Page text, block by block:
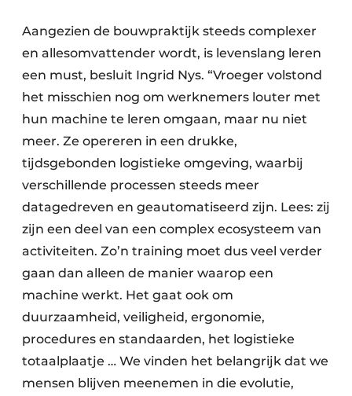
Aangezien de bouwpraktijk steeds complexer
en allesomvattender wordt, is levenslang leren
een must, besluit Ingrid Nys. “Vroeger volstond
het misschien nog om werknemers louter met
hun machine te leren omgaan, maar nu niet
meer. Ze opereren in een drukke,
tijdsgebonden logistieke omgeving, waarbij
verschillende processen steeds meer
datagedreven en geautomatiseerd zijn. Lees: zij
zijn een deel van een complex ecosysteem van
activiteiten. Zo’n training moet dus veel verder
gaan dan alleen de manier waarop een
machine werkt. Het gaat ook om
duurzaamheid, veiligheid, ergonomie,
procedures en standaarden, het logistieke
totaalplaatje … We vinden het belangrijk dat we
mensen blijven meenemen in die evolutie,